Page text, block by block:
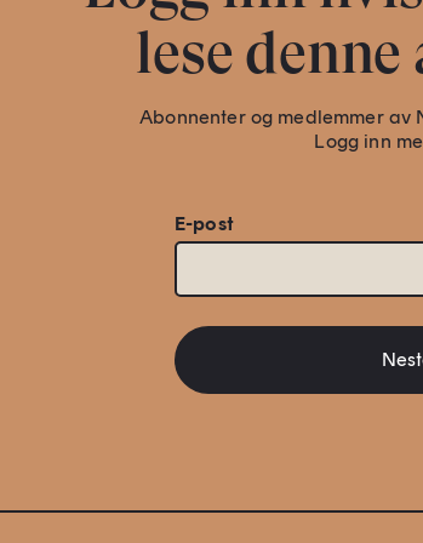
lese
Abonnenter og medlemmer av
Logg inn
E-post